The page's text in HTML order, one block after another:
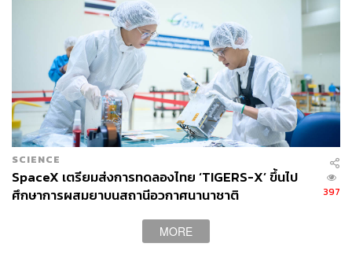
SCIENCE
SpaceX เตรียมส่งการทดลองไทย ‘TIGERS-X’ ขึ้นไป
ศึกษาการผสมยาบนสถานีอวกาศนานาชาติ
397
MORE